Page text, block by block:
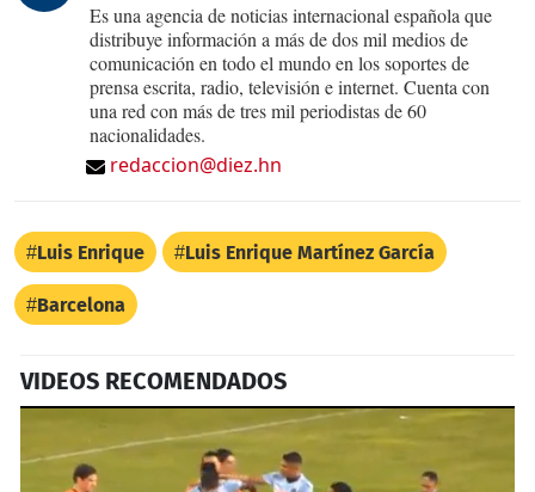
Es una agencia de noticias internacional española que
distribuye información a más de dos mil medios de
comunicación en todo el mundo en los soportes de
prensa escrita, radio, televisión e internet. Cuenta con
una red con más de tres mil periodistas de 60
nacionalidades.
redaccion@diez.hn
Luis Enrique Luis Enrique Martínez García
Barcelona
VIDEOS RECOMENDADOS